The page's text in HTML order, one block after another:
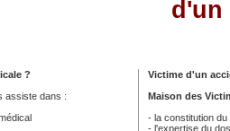
d'un
?
assiste dans :
Victime d'un
Maison des
- la constitution
- l'expertise du